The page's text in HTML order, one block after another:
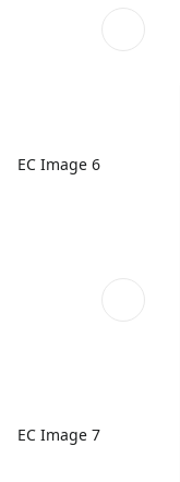
EC Image 6
EC Image 7